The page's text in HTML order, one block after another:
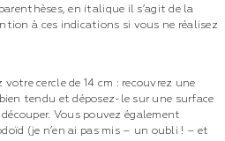
en italique il s’agit de la
à ces indications si vous ne réalisez
votre cercle de 14 cm : recouvrez une
tendu et déposez-le sur une surface
Vous pouvez également
(je n’en ai pas mis – un oubli ! – et